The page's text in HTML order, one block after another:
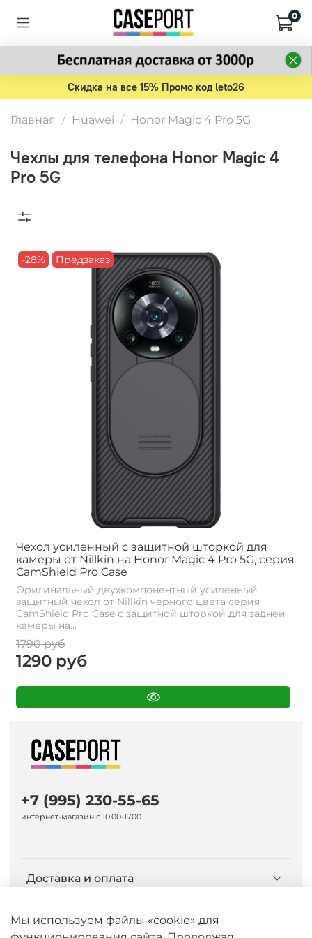
0
Скидка на все 15% Промо код leto26
Главная Huawei Honor Magic 4 Pro 5G
Чехлы для телефона Honor Magic 4
Pro 5G
-28% Предзаказ
Чехол усиленный с защитной шторкой для
камеры от Nillkin на Honor Magic 4 Pro 5G, серия
CamShield Pro Case
Оригинальный двухкомпонентный усиленный
защитный чехол от Nillkin черного цвета серия
CamShield Pro Case с защитной шторкой для задней
камеры на...
1790 руб
1290 руб
Доставка и оплата
О компании Caseport
+7 (995) 230-55-65
интернет-магазин с 10.00-17.00
Мы используем файлы «cookie» для